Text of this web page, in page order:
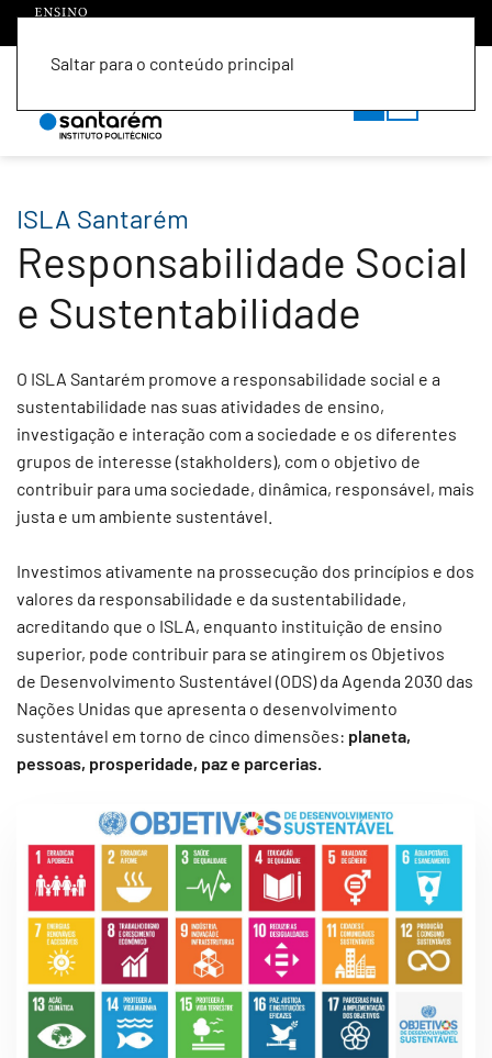
Saltar para o conteúdo principal
ISLA Santarém
Responsabilidade Social
e Sustentabilidade
O ISLA Santarém promove a responsabilidade social e a
sustentabilidade nas suas atividades de ensino,
investigação e interação com a sociedade e os diferentes
grupos de interesse (stakholders), com o objetivo de
contribuir para uma sociedade, dinâmica, responsável, mais
justa e um ambiente sustentável.
Investimos ativamente na prossecução dos princípios e dos
valores da responsabilidade e da sustentabilidade,
acreditando que o ISLA, enquanto instituição de ensino
superior, pode contribuir para se atingirem os Objetivos
de Desenvolvimento Sustentável (ODS) da Agenda 2030 das
Nações Unidas que apresenta o desenvolvimento
sustentável em torno de cinco dimensões: planeta,
pessoas, prosperidade, paz e parcerias.